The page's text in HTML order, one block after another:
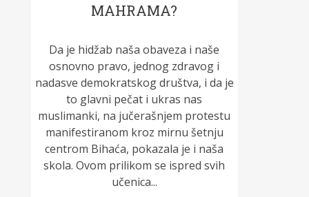
MAHRAMA?
Da je hidžab naša obaveza i naše
osnovno pravo, jednog zdravog i
nadasve demokratskog društva, i da je
to glavni pečat i ukras nas
muslimanki, na jučerašnjem protestu
manifestiranom kroz mirnu šetnju
centrom Bihaća, pokazala je i naša
skola. Ovom prilikom se ispred svih
učenica...